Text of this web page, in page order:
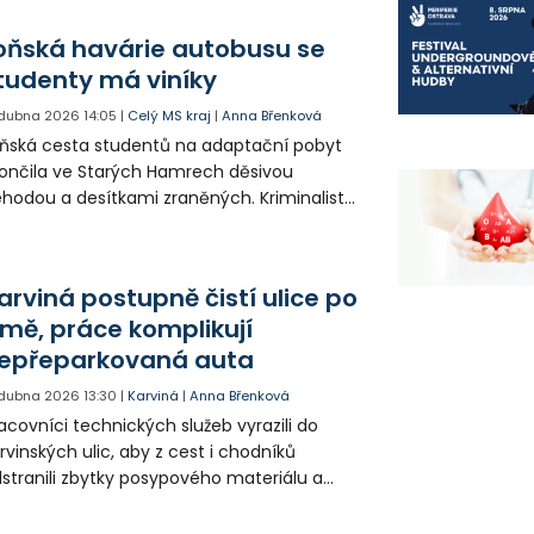
a potrvají až do konce stavební sezóny.
havárie autobusu se
má viníky
2026 14:05 | Celý MS kraj |Anna Břenková
cesta studentů na adaptační pobyt
ve Starých Hamrech děsivou
a desítkami zraněných. Kriminalisté
postupně čistí ulice po
práce komplikují
auta
2026 13:30 |Karviná |Anna Břenková
technických služeb vyrazili do
ulic, aby z cest i chodníků
zbytky posypového materiálu a